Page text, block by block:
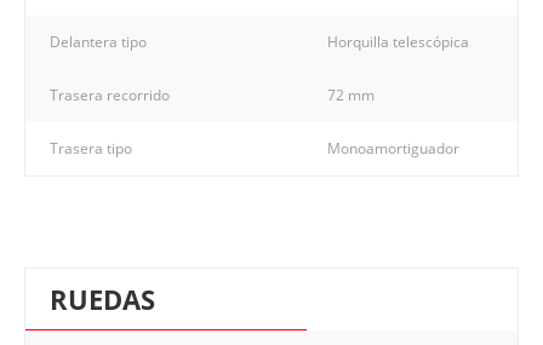
Delantera tipo Horquilla telescópica
Trasera recorrido 72 mm
Trasera tipo Monoamortiguador
RUEDAS